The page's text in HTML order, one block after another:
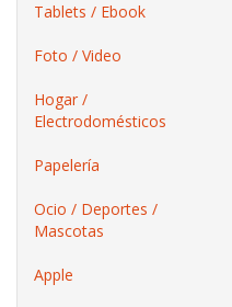
Tablets / Ebook
Foto / Video
Hogar /
Electrodomésticos
Papelería
Ocio / Deportes /
Mascotas
Apple